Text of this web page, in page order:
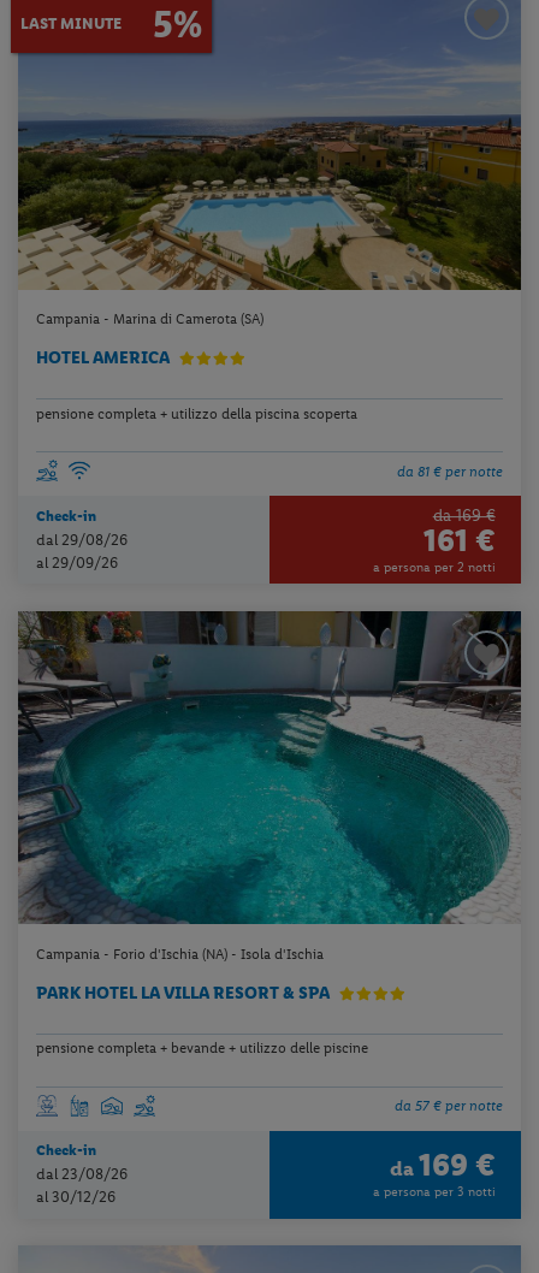
LAST MINUTE 5%
Campania - Marina di Camerota (SA)
HOTEL AMERICA
pensione completa + utilizzo della piscina scoperta
da 81 € per notte
Check-in
dal 29/08/26
al 29/09/26
da 169 €
161 €
a persona per 2 notti
Campania - Forio d'Ischia (NA) - Isola d'Ischia
PARK HOTEL LA VILLA RESORT & SPA
pensione completa + bevande + utilizzo delle piscine
da 57 € per notte
Check-in
dal 23/08/26
al 30/12/26
da 169 €
a persona per 3 notti